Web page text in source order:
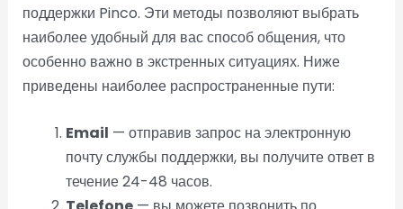
поддержки Pinco. Эти методы позволяют выбрать
наиболее удобный для вас способ общения, что
особенно важно в экстренных ситуациях. Ниже
приведены наиболее распространенные пути:
Email — отправив запрос на электронную
почту службы поддержки, вы получите ответ в
течение 24-48 часов.